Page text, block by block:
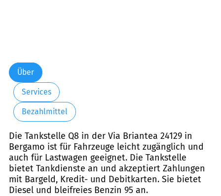
Über
Services
Bezahlmittel
Die Tankstelle Q8 in der Via Briantea 24129 in
Bergamo ist für Fahrzeuge leicht zugänglich und
auch für Lastwagen geeignet. Die Tankstelle
bietet Tankdienste an und akzeptiert Zahlungen
mit Bargeld, Kredit- und Debitkarten. Sie bietet
Diesel und bleifreies Benzin 95 an.